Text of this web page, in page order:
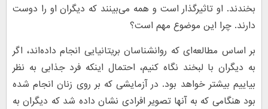
بخندند. او تاثیرگذار است و همه می‌بینند که دیگران او را دوست
دارند. چرا این موضوع مهم است؟
بر اساس مطالعه‌ای که روانشناسان بریتانیایی انجام داده‌اند، اگر
به دیگران با لبخند نگاه کنیم، احتمال اینکه فرد جذابی به نظر
بیاییم بیشتر خواهد بود. در آزمایشی که بر روی زنان انجام شده
بود هنگامی که به آنها تصویر افرادی نشان داده شد که دیگران به